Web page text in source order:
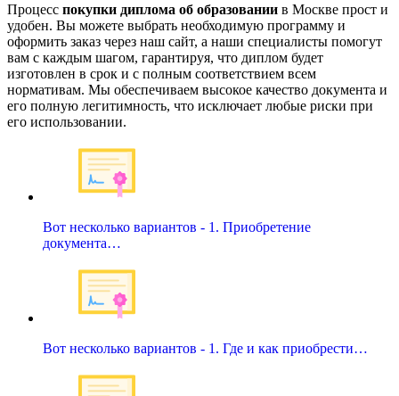
Процесс покупки диплома об образовании в Москве прост и
удобен. Вы можете выбрать необходимую программу и
оформить заказ через наш сайт, а наши специалисты помогут
вам с каждым шагом, гарантируя, что диплом будет
изготовлен в срок и с полным соответствием всем
нормативам. Мы обеспечиваем высокое качество документа и
его полную легитимность, что исключает любые риски при
его использовании.
Вот несколько вариантов - 1. Приобретение
документа…
Вот несколько вариантов - 1. Где и как приобрести…